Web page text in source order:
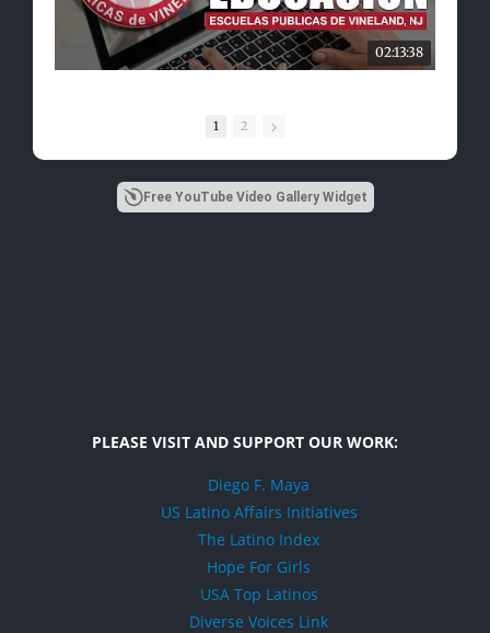
02:13:38
1 2
Free YouTube Video Gallery Widget
PLEASE VISIT AND SUPPORT OUR WORK:
Diego F. Maya
US Latino Affairs Initiatives
The Latino Index
Hope For Girls
USA Top Latinos
Diverse Voices Link